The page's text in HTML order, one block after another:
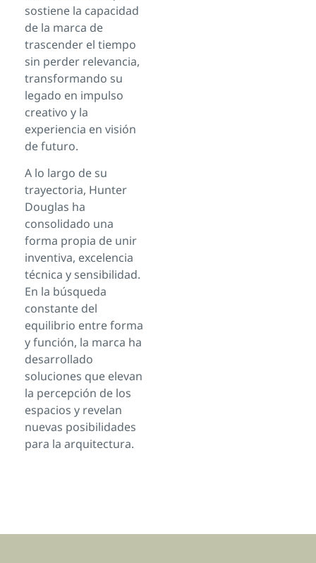
sostiene la capacidad
de la marca de
trascender el tiempo
sin perder relevancia,
transformando su
legado en impulso
creativo y la
experiencia en visión
de futuro.
A lo largo de su
trayectoria, Hunter
Douglas ha
consolidado una
forma propia de unir
inventiva, excelencia
técnica y sensibilidad.
En la búsqueda
constante del
equilibrio entre forma
y función, la marca ha
desarrollado
soluciones que elevan
la percepción de los
espacios y revelan
nuevas posibilidades
para la arquitectura.